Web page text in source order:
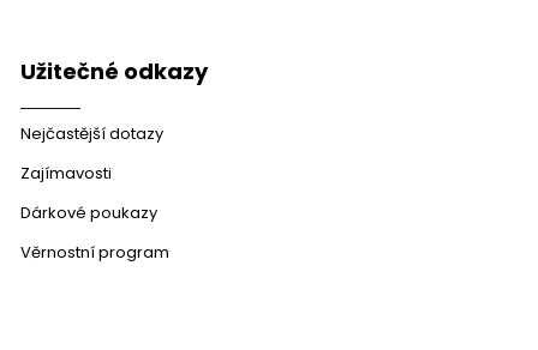
Užitečné odkazy
Nejčastější dotazy
Zajímavosti
Dárkové poukazy
Věrnostní program